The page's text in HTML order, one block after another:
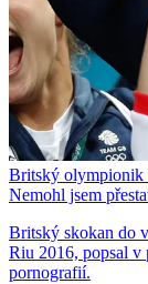
Britský olympionik
Nemohl jsem
Britský skokan do
Riu 2016, popsal v
pornografií.